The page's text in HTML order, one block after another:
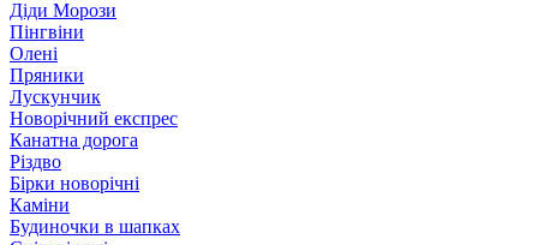
Діди Морози
Пінгвіни
Олені
Пряники
Лускунчик
Новорічний експрес
Канатна дорога
Різдво
Бірки новорічні
Каміни
Будиночки в шапках